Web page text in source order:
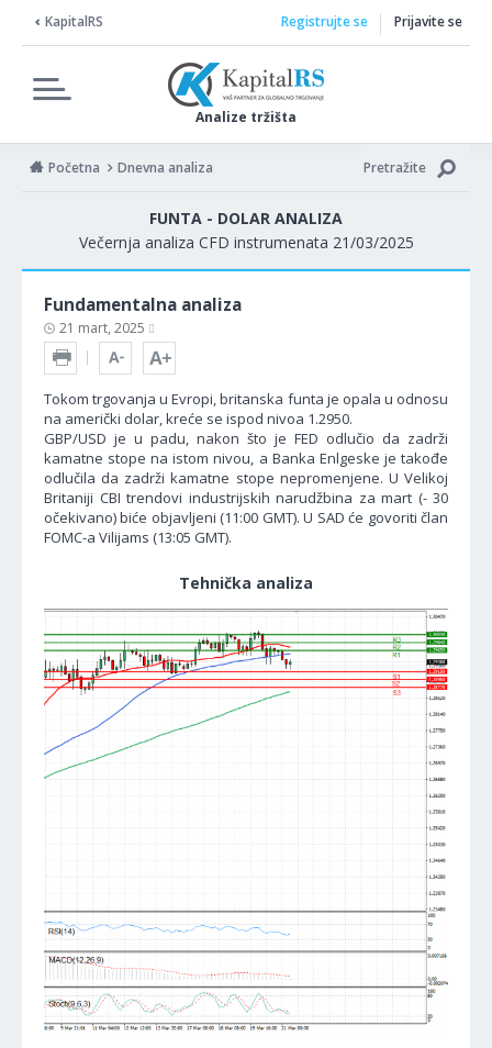
KapitalRS
Analize tržišta
Registrujte se Prijavite se
Početna Dnevna analiza Pretražite
FUNTA - DOLAR ANALIZA
Večernja analiza CFD instrumenata 21/03/2025
Fundamentalna analiza
21 mart, 2025
Tokom trgovanja u Evropi, britanska funta je opala u odnosu
na američki dolar, kreće se ispod nivoa 1.2950.
GBP/USD je u padu, nakon što je FED odlučio da zadrži
kamatne stope na istom nivou, a Banka Enlgeske je takođe
odlučila da zadrži kamatne stope nepromenjene. U Velikoj
Britaniji CBI trendovi industrijskih narudžbina za mart (- 30
očekivano) biće objavljeni (11:00 GMT). U SAD će govoriti član
FOMC-a Vilijams (13:05 GMT).
Tehnička analiza